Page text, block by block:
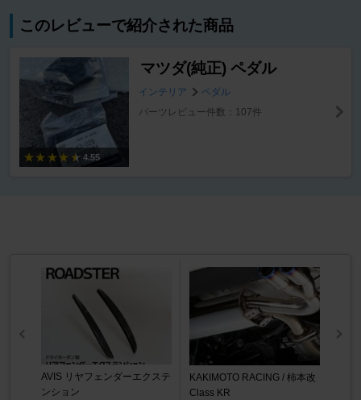
このレビューで紹介された商品
4.55
マツダ(純正) ペダル
インテリア
ペダル
パーツレビュー件数：107件
AVIS リヤフェンダーエクステ
ンション
KAKIMOTO RACING / 柿本改
Class KR